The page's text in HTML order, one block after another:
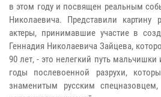
в этом году и посвящен реальным
Николаевича. Представили
актеры, принимавшие участие в
Геннадия Николаевича Зайцева,
90 лет, - это нелегкий путь
годы послевоенной разрухи,
знаменитым русским